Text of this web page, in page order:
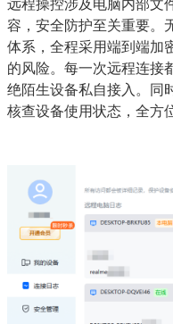
远程操控涉及电脑内部文
容，安全防护至关重要。
体系，全程采用端到端加
的风险。每一次远程连接
绝陌生设备私自接入。同
核查设备使用状态，全方